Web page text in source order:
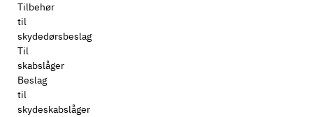
Tilbehør
til
skydedørsbeslag
Til
skabslåger
Beslag
til
skydeskabslåger